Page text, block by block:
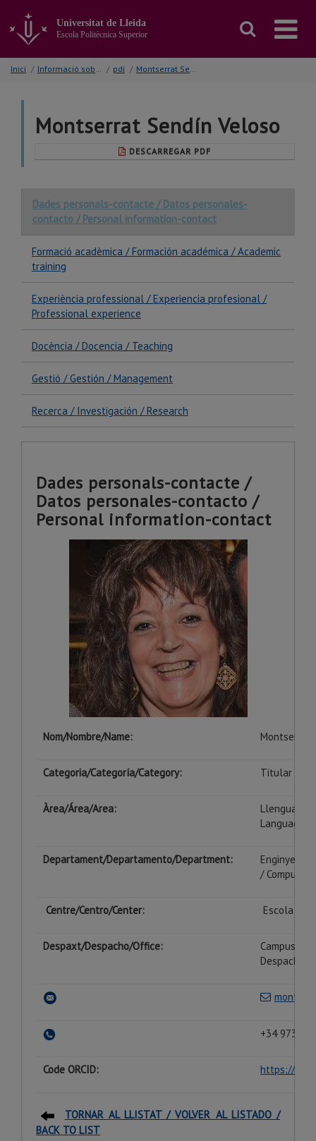
contingut
principal
Universitat de Lleida
Escola Politècnica Superior
Inici / Informació sobre... / pdi / Montserrat Sendín Veloso
Montserrat Sendín Veloso
DESCARREGAR PDF
Dades personals-contacte / Datos personales-
contacto / Personal information-contact
Formació acadèmica / Formación académica / Academic
training
Experiència professional / Experiencia profesional /
Professional experience
Docència / Docencia / Teaching
Gestió / Gestión / Management
Recerca / Investigación / Research
Dades personals-contacte /
Datos personales-contacto /
Personal information-contact
Nom/Nombre/Name: Montserrat
Categoria/Categoría/Category: Titular
Àrea/Área/Area:
Languages
Departament/Departamento/Department:
Enginyeria
/ Computer
Centre/Centro/Center: Escola
Despaxt/Despacho/Office:
Campus de
Despacho
+34 973 70
Code ORCID: https://
TORNAR AL LLISTAT / VOLVER AL LISTADO /
BACK TO LIST